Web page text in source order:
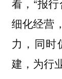
看，“报
细化经营
力，同时
建，为行